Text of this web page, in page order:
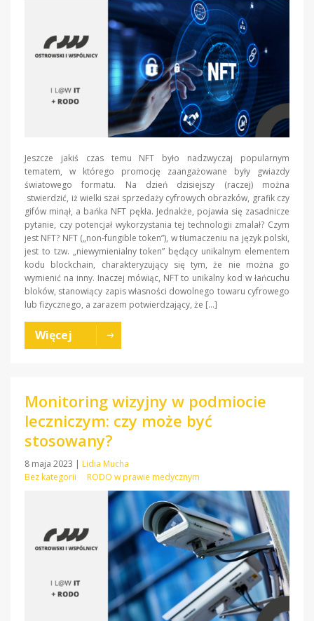
Jeszcze jakiś czas temu NFT było nadzwyczaj popularnym
tematem, w którego promocję zaangażowane były gwiazdy
światowego formatu. Na dzień dzisiejszy (raczej) można
stwierdzić, iż wielki szał sprzedaży cyfrowych obrazków, grafik czy
gifów minął, a bańka NFT pękła. Jednakże, pojawia się zasadnicze
pytanie, czy potencjał wykorzystania tej technologii zmalał? Czym
jest NFT? NFT („non-fungible token”), w tłumaczeniu na język polski,
jest to tzw. „niewymienialny token” będący unikalnym elementem
kodu blockchain, charakteryzujący się tym, że nie można go
wymienić na inny. Inaczej mówiąc, NFT to unikalny kod w łańcuchu
bloków, stanowiący zapis własności dowolnego towaru cyfrowego
lub fizycznego, a zarazem potwierdzający, że […]
Więcej
Monitoring wizyjny w podmiocie
leczniczym: czy może być
stosowany?
8 maja 2023 | Lidia Mucha
Bez kategorii
RODO w prawie medycznym